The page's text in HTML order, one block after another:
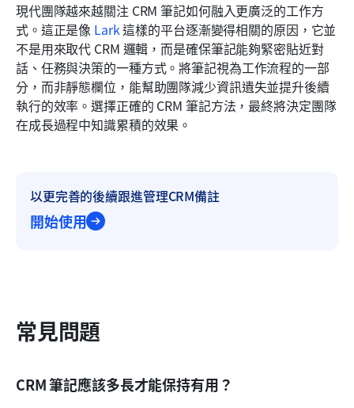
現代團隊越來越關注 CRM 筆記如何融入更廣泛的工作方
式。這正是像 Lark 這樣的平台逐漸變得相關的原因，它並
不是用來取代 CRM 邏輯，而是確保筆記能夠緊密貼近對
話、任務與決策的一種方式。將筆記視為工作流程的一部
分，而非靜態欄位，能幫助團隊減少資訊遺失並提升後續
執行的效率。選擇正確的 CRM 筆記方法，最終將決定團隊
在成長過程中知識累積的效果。
以更完善的後續跟進管理CRM備註
開始使用
常見問題
CRM 筆記應該多長才能保持有用？